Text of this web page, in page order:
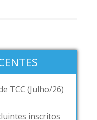
TCC (Julho/26)
inscritos